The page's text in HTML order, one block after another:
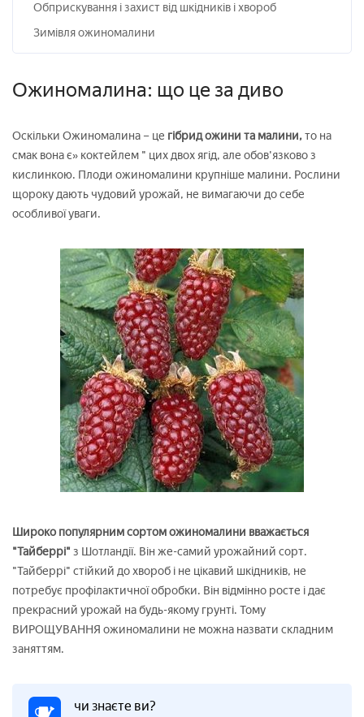
Обприскування і захист від шкідників і хвороб
Зимівля ожиномалини
Ожиномалина: що це за диво
Оскільки Ожиномалина – це гібрид ожини та малини,то на
смак вона є» коктейлем " цих двох ягід, але обов'язково з
кислинкою. Плоди ожиномалини крупніше малини. Рослини
щороку дають чудовий урожай, не вимагаючи до себе
особливої уваги.
Широко популярним сортом ожиномалини вважається
"Тайберрі" з Шотландії. Він же-самий урожайний сорт.
"Тайберрі" стійкий до хвороб і не цікавий шкідників, не
потребує профілактичної обробки. Він відмінно росте і дає
прекрасний урожай на будь-якому грунті. Тому
ВИРОЩУВАННЯ ожиномалини не можна назвати складним
заняттям.
чи знаєте ви?